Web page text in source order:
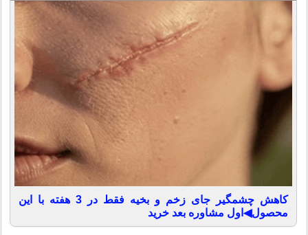
کاهش چشمگیر جای زخم و بخیه فقط در 3 هفته با این
محصول◀اول مشاوره بعد خرید